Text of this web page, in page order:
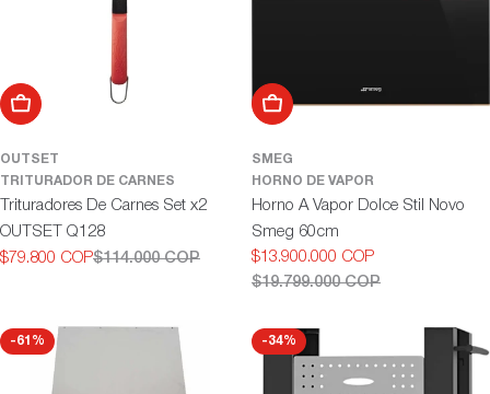
Añadir al carrito
OUTSET
TRITURADOR DE CARNES
Trituradores De Carnes Set x2
OUTSET Q128
Precio
$79.800 COP
Precio
$114.000 COP
Añadir al carrito
SMEG
HORNO DE VAPOR
Horno A Vapor Dolce Stil Novo
Smeg 60cm
Precio
$13.900.000 COP
Precio
$19.799.000 COP
-61% -34%